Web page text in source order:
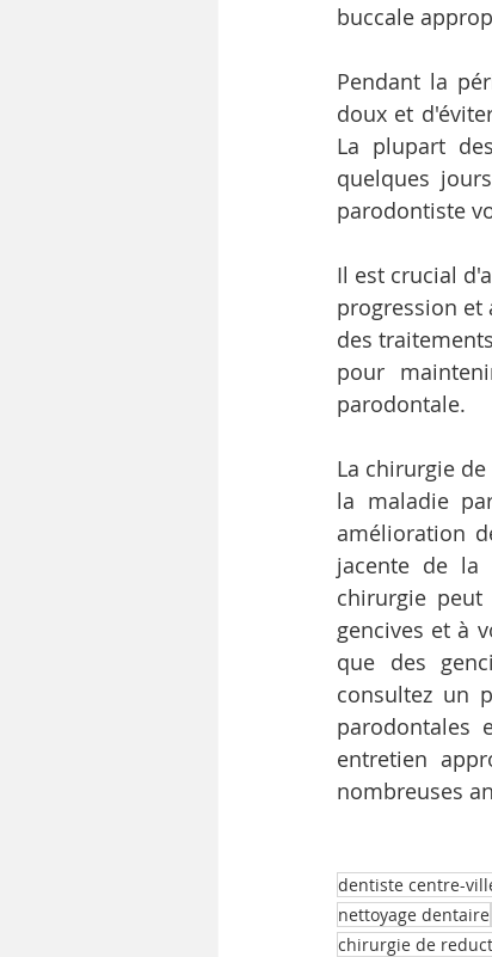
buccale
Pendant la
doux et
La plupart
quelques
parodontiste
Il est crucial
progression et
des
pour
parodontale.
La chirurgie
la maladie
amélioration
jacente de la
chirurgie
gencives et à
que des
consultez un
parodontales
entretien
nombreuses
dentiste centre-
nettoyage dentaire
chirurgie de